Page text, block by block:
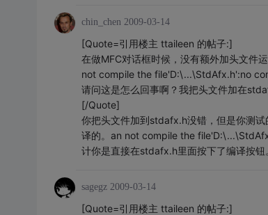
chin_chen 2009-03-14
[Quote=引用楼主 ttaileen 的帖子:]
在做MFC对话框时候，没有额外加头文件
not compile the file'D:\...\StdAfx.h':no
请问这是怎么回事啊？我把头文件加在
[/Quote]
你把头文件加到stdafx.h没错，但是你测
译的。an not compile the
计你是直接在stdafx.h里面按下了编译按钮。
sagegz 2009-03-14
[Quote=引用楼主 ttaileen 的帖子:]